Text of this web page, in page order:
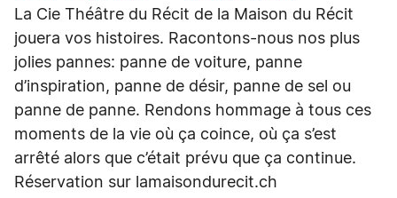
La Cie Théâtre du Récit de la Maison du Récit
jouera vos histoires. Racontons-nous nos plus
jolies pannes: panne de voiture, panne
d’inspiration, panne de désir, panne de sel ou
panne de panne. Rendons hommage à tous ces
moments de la vie où ça coince, où ça s’est
arrêté alors que c’était prévu que ça continue.
Réservation sur lamaisondurecit.ch